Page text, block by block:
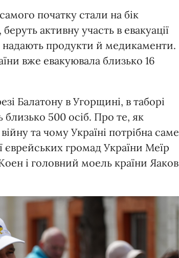
початку стали на бік
активну участь в евакуації
надають продукти й медикаменти.
вже евакуювала близько 16
Балатону в Угорщині, в таборі
500 осіб. Про те, як
та чому Україні потрібна саме
єврейських громад України Меїр
і головний моель країни Яаков